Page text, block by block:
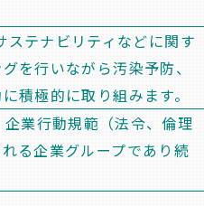
ステナビリティなどに関す
を行いながら汚染予防、
積極的に取り組みます。
業行動規範（法令、倫理
る企業グループであり続